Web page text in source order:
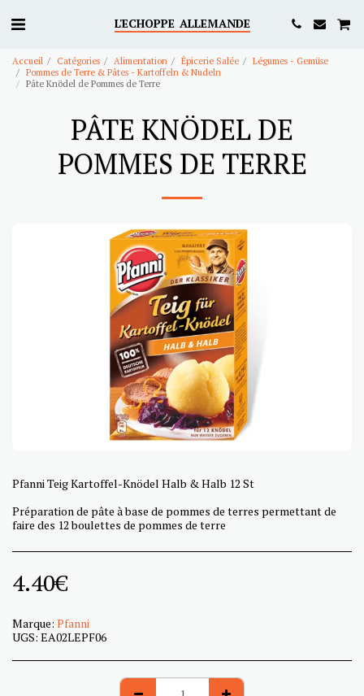
L'ECHOPPE ALLEMANDE
Accueil Catégories Alimentation Épicerie Salée
Légumes - Gemüse
Pommes de Terre & Pâtes - Kartoffeln & Nudeln
Pâte Knödel de Pommes de Terre
PÂTE KNÖDEL DE
POMMES DE TERRE
Pfanni Teig Kartoffel-Knödel Halb & Halb 12 St
Préparation de pâte à base de pommes de terres permettant de
faire des 12 boulettes de pommes de terre
4.40€
Marque: Pfanni
UGS: EA02LEPF06